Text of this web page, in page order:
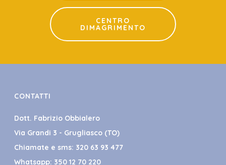
CENTRO
DIMAGRIMENTO
CONTATTI
Dott. Fabrizio Obbialero
Via Grandi 3 - Grugliasco (TO)
Chiamate e sms: 320 63 93 477
Whatsapp: 350 12 70 220